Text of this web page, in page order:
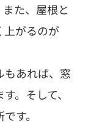
た、屋根と
上がるのが
もあれば、窓
。そして、
す。